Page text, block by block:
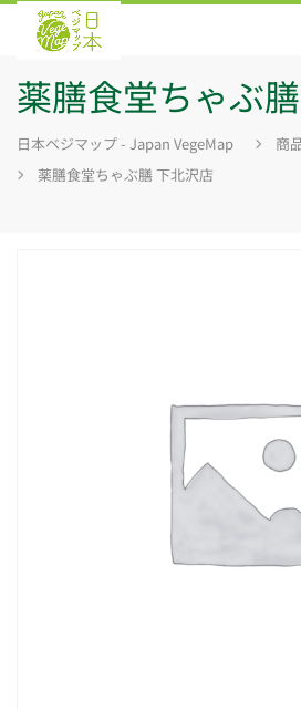
薬膳食堂ちゃぶ
日本ベジマップ - Japan VegeMap
商
薬膳食堂ちゃぶ膳 下北沢店